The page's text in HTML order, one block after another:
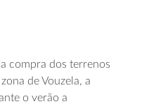
compra dos terrenos
de Vouzela, a
o verão a